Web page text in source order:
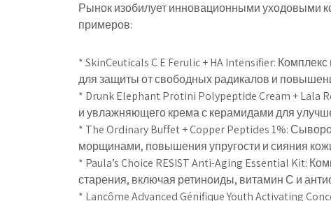
Рынок изобилует инновационными уходовыми
примеров:
* SkinCeuticals C E Ferulic + HA Intensifier:
для защиты от свободных радикалов и
* Drunk Elephant Protini Polypeptide Cream + Lala
и увлажняющего крема с керамидами для
* The Ordinary Buffet + Copper Peptides 1%:
морщинами, повышения упругости и сияния
* Paula’s Choice RESIST Anti-Aging Essential Kit:
старения, включая ретиноиды, витамин С и
* Lancôme Advanced Génifique Youth Activating